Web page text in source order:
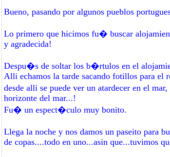
Bueno, pasando por algunos pueblos
Lo primero que hicimos fu� buscar
y agradecida!
Despu�s de soltar los b�rtulos en el
Alli echamos la tarde sacando fotillos para el
desde alli se puede ver un atardecer en el
horizonte del mar...!
Fu� un espect�culo muy bonito.
Llega la noche y nos damos un paseito para
de copas....todo en uno...asin que...tuvimos